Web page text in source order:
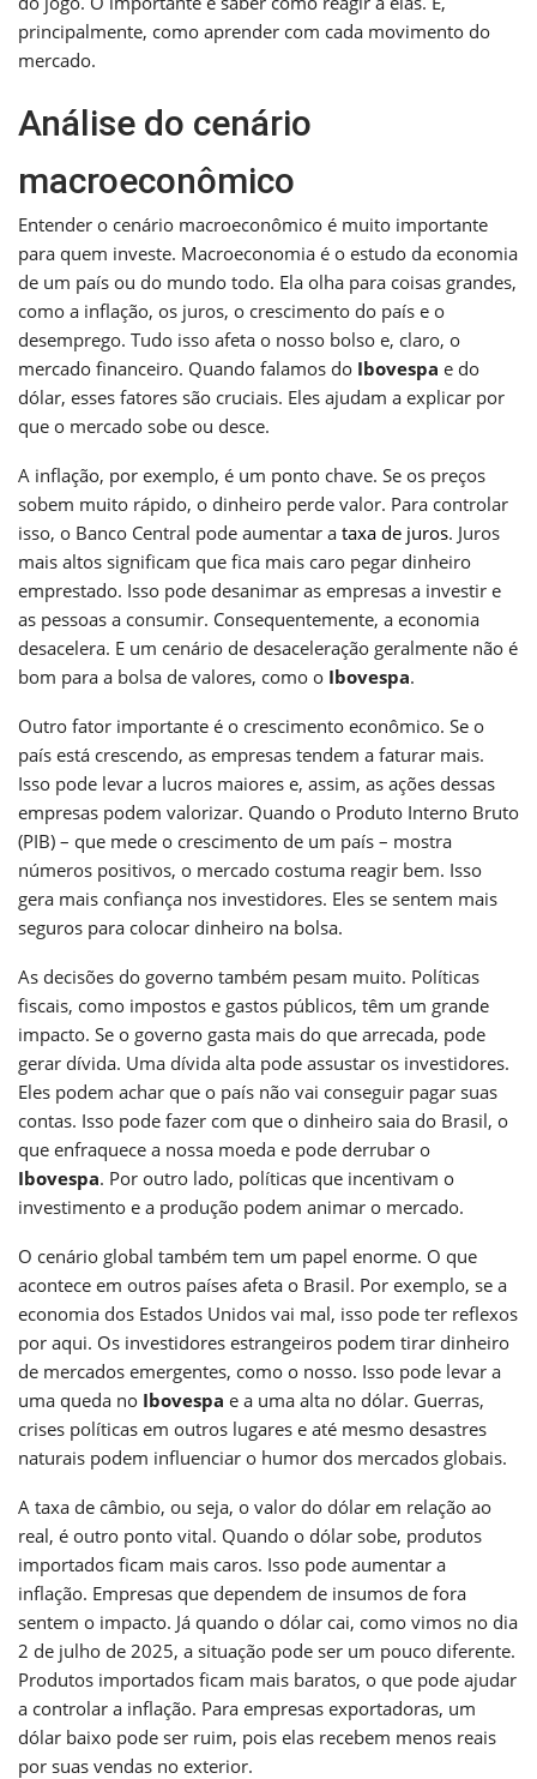
principalmente, como aprender com cada movimento do
mercado.
Análise do cenário
macroeconômico
Entender o cenário macroeconômico é muito importante
para quem investe. Macroeconomia é o estudo da economia
de um país ou do mundo todo. Ela olha para coisas grandes,
como a inflação, os juros, o crescimento do país e o
desemprego. Tudo isso afeta o nosso bolso e, claro, o
mercado financeiro. Quando falamos do Ibovespa e do
dólar, esses fatores são cruciais. Eles ajudam a explicar por
que o mercado sobe ou desce.
A inflação, por exemplo, é um ponto chave. Se os preços
sobem muito rápido, o dinheiro perde valor. Para controlar
isso, o Banco Central pode aumentar a taxa de juros. Juros
mais altos significam que fica mais caro pegar dinheiro
emprestado. Isso pode desanimar as empresas a investir e
as pessoas a consumir. Consequentemente, a economia
desacelera. E um cenário de desaceleração geralmente não é
bom para a bolsa de valores, como o Ibovespa.
Outro fator importante é o crescimento econômico. Se o
país está crescendo, as empresas tendem a faturar mais.
Isso pode levar a lucros maiores e, assim, as ações dessas
empresas podem valorizar. Quando o Produto Interno Bruto
(PIB) – que mede o crescimento de um país – mostra
números positivos, o mercado costuma reagir bem. Isso
gera mais confiança nos investidores. Eles se sentem mais
seguros para colocar dinheiro na bolsa.
As decisões do governo também pesam muito. Políticas
fiscais, como impostos e gastos públicos, têm um grande
impacto. Se o governo gasta mais do que arrecada, pode
gerar dívida. Uma dívida alta pode assustar os investidores.
Eles podem achar que o país não vai conseguir pagar suas
contas. Isso pode fazer com que o dinheiro saia do Brasil, o
que enfraquece a nossa moeda e pode derrubar o
Ibovespa. Por outro lado, políticas que incentivam o
investimento e a produção podem animar o mercado.
O cenário global também tem um papel enorme. O que
acontece em outros países afeta o Brasil. Por exemplo, se a
economia dos Estados Unidos vai mal, isso pode ter reflexos
por aqui. Os investidores estrangeiros podem tirar dinheiro
de mercados emergentes, como o nosso. Isso pode levar a
uma queda no Ibovespa e a uma alta no dólar. Guerras,
crises políticas em outros lugares e até mesmo desastres
naturais podem influenciar o humor dos mercados globais.
A taxa de câmbio, ou seja, o valor do dólar em relação ao
real, é outro ponto vital. Quando o dólar sobe, produtos
importados ficam mais caros. Isso pode aumentar a
inflação. Empresas que dependem de insumos de fora
sentem o impacto. Já quando o dólar cai, como vimos no dia
2 de julho de 2025, a situação pode ser um pouco diferente.
Produtos importados ficam mais baratos, o que pode ajudar
a controlar a inflação. Para empresas exportadoras, um
dólar baixo pode ser ruim, pois elas recebem menos reais
por suas vendas no exterior.